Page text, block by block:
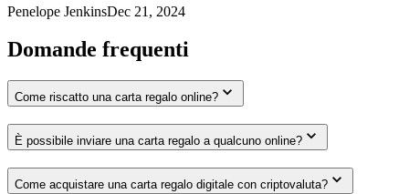
Penelope JenkinsDec 21, 2024
Domande frequenti
Come riscatto una carta regalo online?
È possibile inviare una carta regalo a qualcuno online?
Come acquistare una carta regalo digitale con criptovaluta?